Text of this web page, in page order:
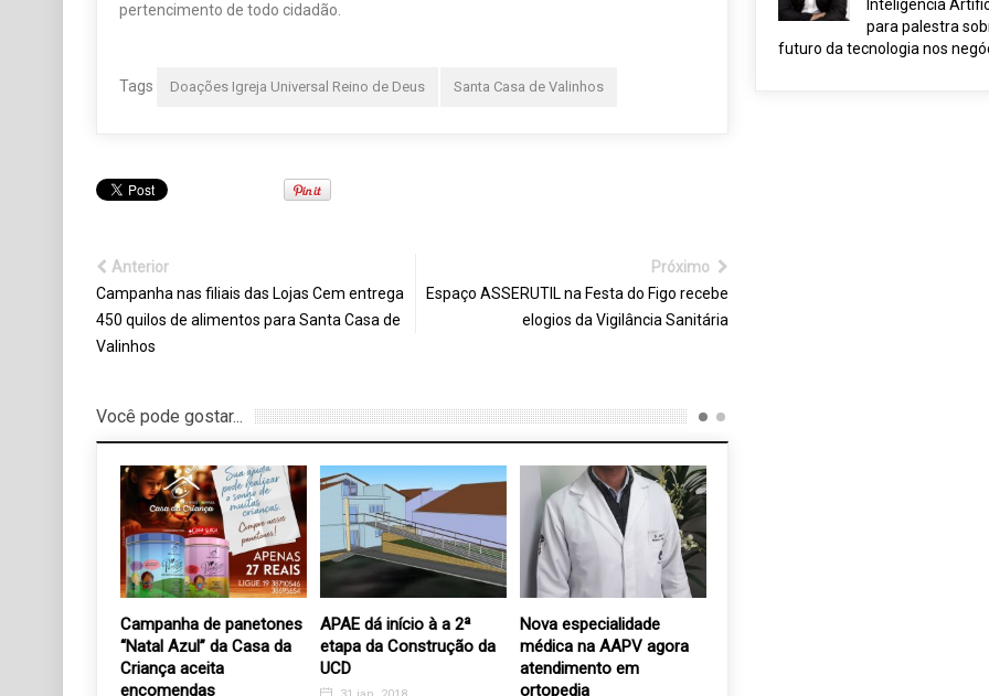
pertencimento de todo cidadão.
Tags Doações Igreja Universal Reino de Deus Santa Casa de Valinhos
Anterior
Campanha nas filiais das Lojas Cem entrega
450 quilos de alimentos para Santa Casa de
Valinhos
Próximo
Espaço ASSERUTIL na Festa do Figo recebe
elogios da Vigilância Sanitária
Você pode gostar...
Campanha de panetones
“Natal Azul” da Casa da
Criança aceita
encomendas
APAE dá início à a 2ª
etapa da Construção da
UCD
Nova especialidade
médica na AAPV agora
atendimento em
ortopedia
Inteligência
para palestra
futuro da tecnologia nos